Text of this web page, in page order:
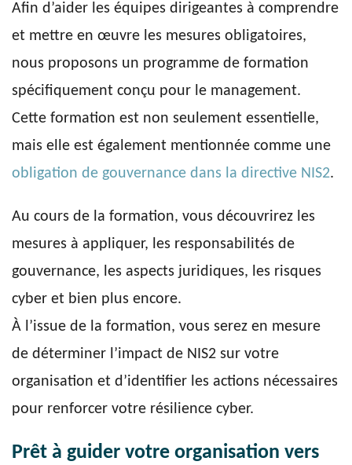
Afin d’aider les équipes dirigeantes à comprendre
et mettre en œuvre les mesures obligatoires,
nous proposons un programme de formation
spécifiquement conçu pour le management.
Cette formation est non seulement essentielle,
mais elle est également mentionnée comme une
obligation de gouvernance dans la directive NIS2.
Au cours de la formation, vous découvrirez les
mesures à appliquer, les responsabilités de
gouvernance, les aspects juridiques, les risques
cyber et bien plus encore.
À l’issue de la formation, vous serez en mesure
de déterminer l’impact de NIS2 sur votre
organisation et d’identifier les actions nécessaires
pour renforcer votre résilience cyber.
Prêt à guider votre organisation vers